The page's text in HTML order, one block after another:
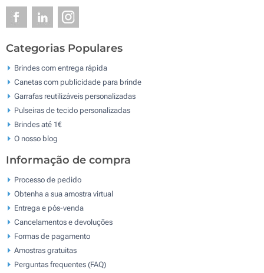
Categorias Populares
Brindes com entrega rápida
Canetas com publicidade para brinde
Garrafas reutilizáveis personalizadas
Pulseiras de tecido personalizadas
Brindes até 1€
O nosso blog
Informação de compra
Processo de pedido
Obtenha a sua amostra virtual
Entrega e pós-venda
Cancelamentos e devoluções
Formas de pagamento
Amostras gratuitas
Perguntas frequentes (FAQ)